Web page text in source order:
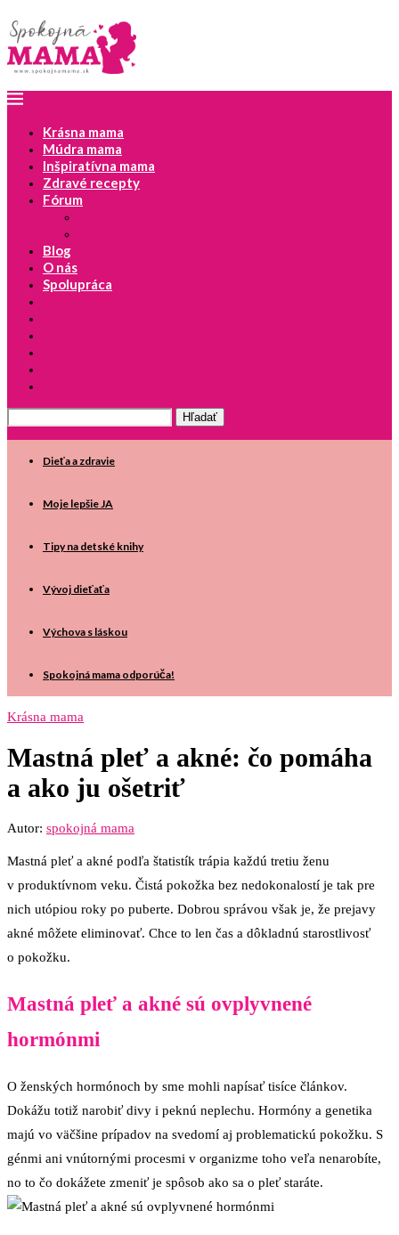
Krásna mama
Múdra mama
Inšpiratívna mama
Zdravé recepty
Fórum
Blog
O nás
Spolupráca
Dieťa a zdravie
Moje lepšie JA
Tipy na detské knihy
Vývoj dieťaťa
Výchova s láskou
Spokojná mama odporúča!
Krásna mama
Mastná pleť a akné: čo pomáha
a ako ju ošetriť
Autor: spokojná mama
Mastná pleť a akné podľa štatistík trápia každú tretiu ženu
v produktívnom veku. Čistá pokožka bez nedokonalostí je tak pre
nich utópiou roky po puberte. Dobrou správou však je, že prejavy
akné môžete eliminovať. Chce to len čas a dôkladnú starostlivosť
o pokožku.
Mastná pleť a akné sú ovplyvnené
hormónmi
O ženských hormónoch by sme mohli napísať tisíce článkov.
Dokážu totiž narobiť divy i peknú neplechu. Hormóny a genetika
majú vo väčšine prípadov na svedomí aj problematickú pokožku. S
génmi ani vnútornými procesmi v organizme toho veľa nenarobíte,
no to čo dokážete zmeniť je spôsob ako sa o pleť staráte.